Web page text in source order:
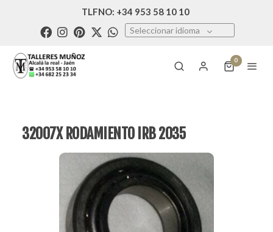
TLFNO: +34 953 58 10 10
Seleccionar idioma
0
32007X RODAMIENTO IRB 2035